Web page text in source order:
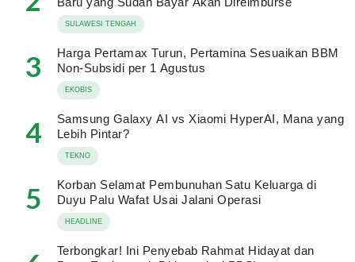
SULAWESI TENGAH
3
Harga Pertamax Turun, Pertamina Sesuaikan BBM
Non-Subsidi per 1 Agustus
EKOBIS
4
Samsung Galaxy AI vs Xiaomi HyperAI, Mana yang
Lebih Pintar?
TEKNO
5
Korban Selamat Pembunuhan Satu Keluarga di
Duyu Palu Wafat Usai Jalani Operasi
HEADLINE
Terbongkar! Ini Penyebab Rahmat Hidayat dan